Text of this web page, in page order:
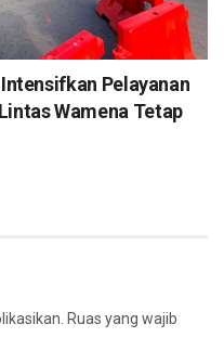
Pelayanan
Wamena Tetap
Ruas yang wajib